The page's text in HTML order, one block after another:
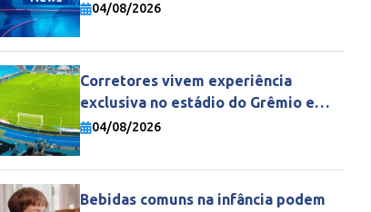
04/08/2026
Corretores vivem experiência
exclusiva no estádio do Grêmio e
fortalecem parceria com a Gente
04/08/2026
Bebidas comuns na infância podem